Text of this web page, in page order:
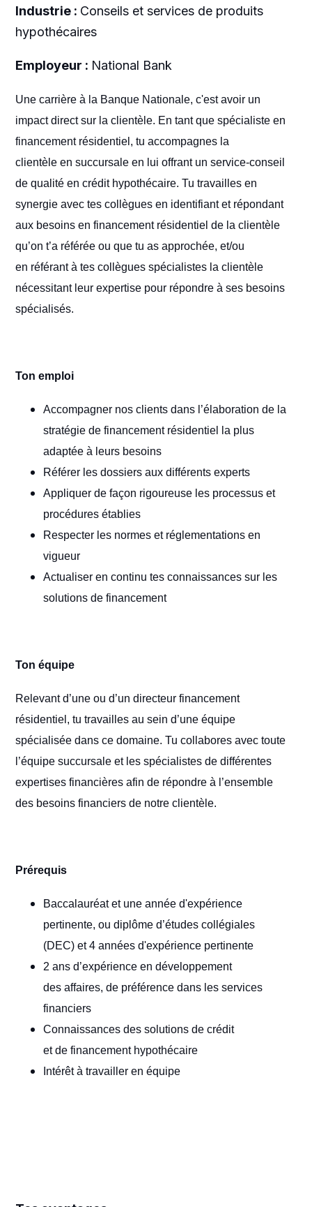
Industrie : Conseils et services de produits
hypothécaires
Employeur : National Bank
Une carrière à la Banque Nationale, c'est avoir un
impact direct sur la clientèle. En tant que spécialiste en
financement résidentiel, tu accompagnes la
clientèle en succursale en lui offrant un service-conseil
de qualité en crédit hypothécaire. Tu travailles en
synergie avec tes collègues en identifiant et répondant
aux besoins en financement résidentiel de la clientèle
qu’on t’a référée ou que tu as approchée, et/ou
en référant à tes collègues spécialistes la clientèle
nécessitant leur expertise pour répondre à ses besoins
spécialisés.
Ton emploi
Accompagner nos clients dans l’élaboration de la
stratégie de financement résidentiel la plus
adaptée à leurs besoins
Référer les dossiers aux différents experts
Appliquer de façon rigoureuse les processus et
procédures établies
Respecter les normes et réglementations en
vigueur
Actualiser en continu tes connaissances sur les
solutions de financement
Ton équipe
Relevant d’une ou d’un directeur financement
résidentiel, tu travailles au sein d’une équipe
spécialisée dans ce domaine. Tu collabores avec toute
l’équipe succursale et les spécialistes de différentes
expertises financières afin de répondre à l’ensemble
des besoins financiers de notre clientèle.
Prérequis
Baccalauréat et une année d'expérience
pertinente, ou diplôme d’études collégiales
(DEC) et 4 années d'expérience pertinente
2 ans d’expérience en développement
des affaires, de préférence dans les services
financiers
Connaissances des solutions de crédit
et de financement hypothécaire
Intérêt à travailler en équipe